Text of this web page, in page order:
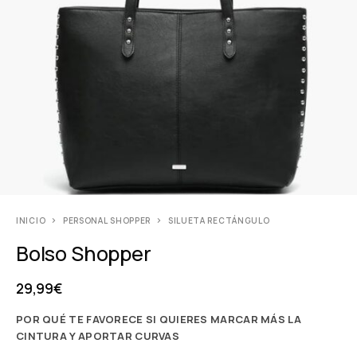
INICIO PERSONAL SHOPPER SILUETA RECTÁNGULO
Bolso Shopper
29,99€
POR QUÉ TE FAVORECE SI QUIERES MARCAR MÁS LA
CINTURA Y APORTAR CURVAS